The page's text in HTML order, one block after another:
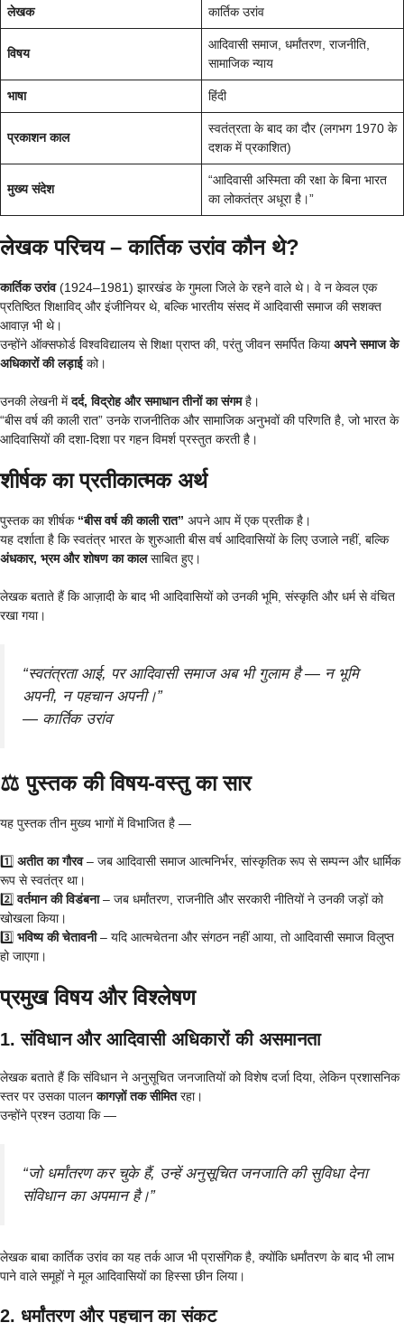
लेखक कार्तिक उरांव
विषय
आदिवासी समाज, धर्मांतरण, राजनीति,
सामाजिक न्याय
भाषा हिंदी
प्रकाशन काल
स्वतंत्रता के बाद का दौर (लगभग 1970 के
दशक में प्रकाशित)
मुख्य संदेश
“आदिवासी अस्मिता की रक्षा के बिना भारत
का लोकतंत्र अधूरा है।”
लेखक परिचय – कार्तिक उरांव कौन थे?
कार्तिक उरांव(1924–1981) झारखंड के गुमला जिले के रहने वाले थे। वे न केवल एक
प्रतिष्ठित शिक्षाविद् और इंजीनियर थे, बल्कि भारतीय संसद में आदिवासी समाज की सशक्त
आवाज़ भी थे।
उन्होंने ऑक्सफोर्ड विश्वविद्यालय से शिक्षा प्राप्त की, परंतु जीवन समर्पित कियाअपने समाज के
अधिकारों की लड़ाईको।
उनकी लेखनी मेंदर्द, विद्रोह और समाधान तीनों का संगमहै।
“बीस वर्ष की काली रात” उनके राजनीतिक और सामाजिक अनुभवों की परिणति है, जो भारत के
आदिवासियों की दशा-दिशा पर गहन विमर्श प्रस्तुत करती है।
शीर्षक का प्रतीकात्मक अर्थ
पुस्तक का शीर्षक “बीस वर्ष की काली रात” अपने आप में एक प्रतीक है।
यह दर्शाता है कि स्वतंत्र भारत के शुरुआती बीस वर्ष आदिवासियों के लिए उजाले नहीं, बल्कि
अंधकार, भ्रम और शोषण का कालसाबित हुए।
लेखक बताते हैं कि आज़ादी के बाद भी आदिवासियों को उनकी भूमि, संस्कृति और धर्म से वंचित
रखा गया।
“स्वतंत्रता आई, पर आदिवासी समाज अब भी गुलाम है — न भूमि
अपनी, न पहचान अपनी।”
— कार्तिक उरांव
⚖️ पुस्तक की विषय-वस्तु का सार
यह पुस्तक तीन मुख्य भागों में विभाजित है —
1️⃣ अतीत का गौरव– जब आदिवासी समाज आत्मनिर्भर, सांस्कृतिक रूप से सम्पन्न और धार्मिक
रूप से स्वतंत्र था।
2️⃣वर्तमान की विडंबना– जब धर्मांतरण, राजनीति और सरकारी नीतियों ने उनकी जड़ों को
खोखला किया।
3️⃣ भविष्य की चेतावनी– यदि आत्मचेतना और संगठन नहीं आया, तो आदिवासी समाज विलुप्त
हो जाएगा।
प्रमुख विषय और विश्लेषण
1. संविधान और आदिवासी अधिकारों की असमानता
लेखक बताते हैं कि संविधान ने अनुसूचित जनजातियों को विशेष दर्जा दिया, लेकिन प्रशासनिक
स्तर पर उसका पालनकागज़ों तक सीमितरहा।
उन्होंने प्रश्न उठाया कि —
“जो धर्मांतरण कर चुके हैं, उन्हें अनुसूचित जनजाति की सुविधा देना
संविधान का अपमान है।”
लेखक बाबा कार्तिक उरांव का यह तर्क आज भी प्रासंगिक है, क्योंकि धर्मांतरण के बाद भी लाभ
पाने वाले समूहों ने मूल आदिवासियों का हिस्सा छीन लिया।
2. धर्मांतरण और पहचान का संकट